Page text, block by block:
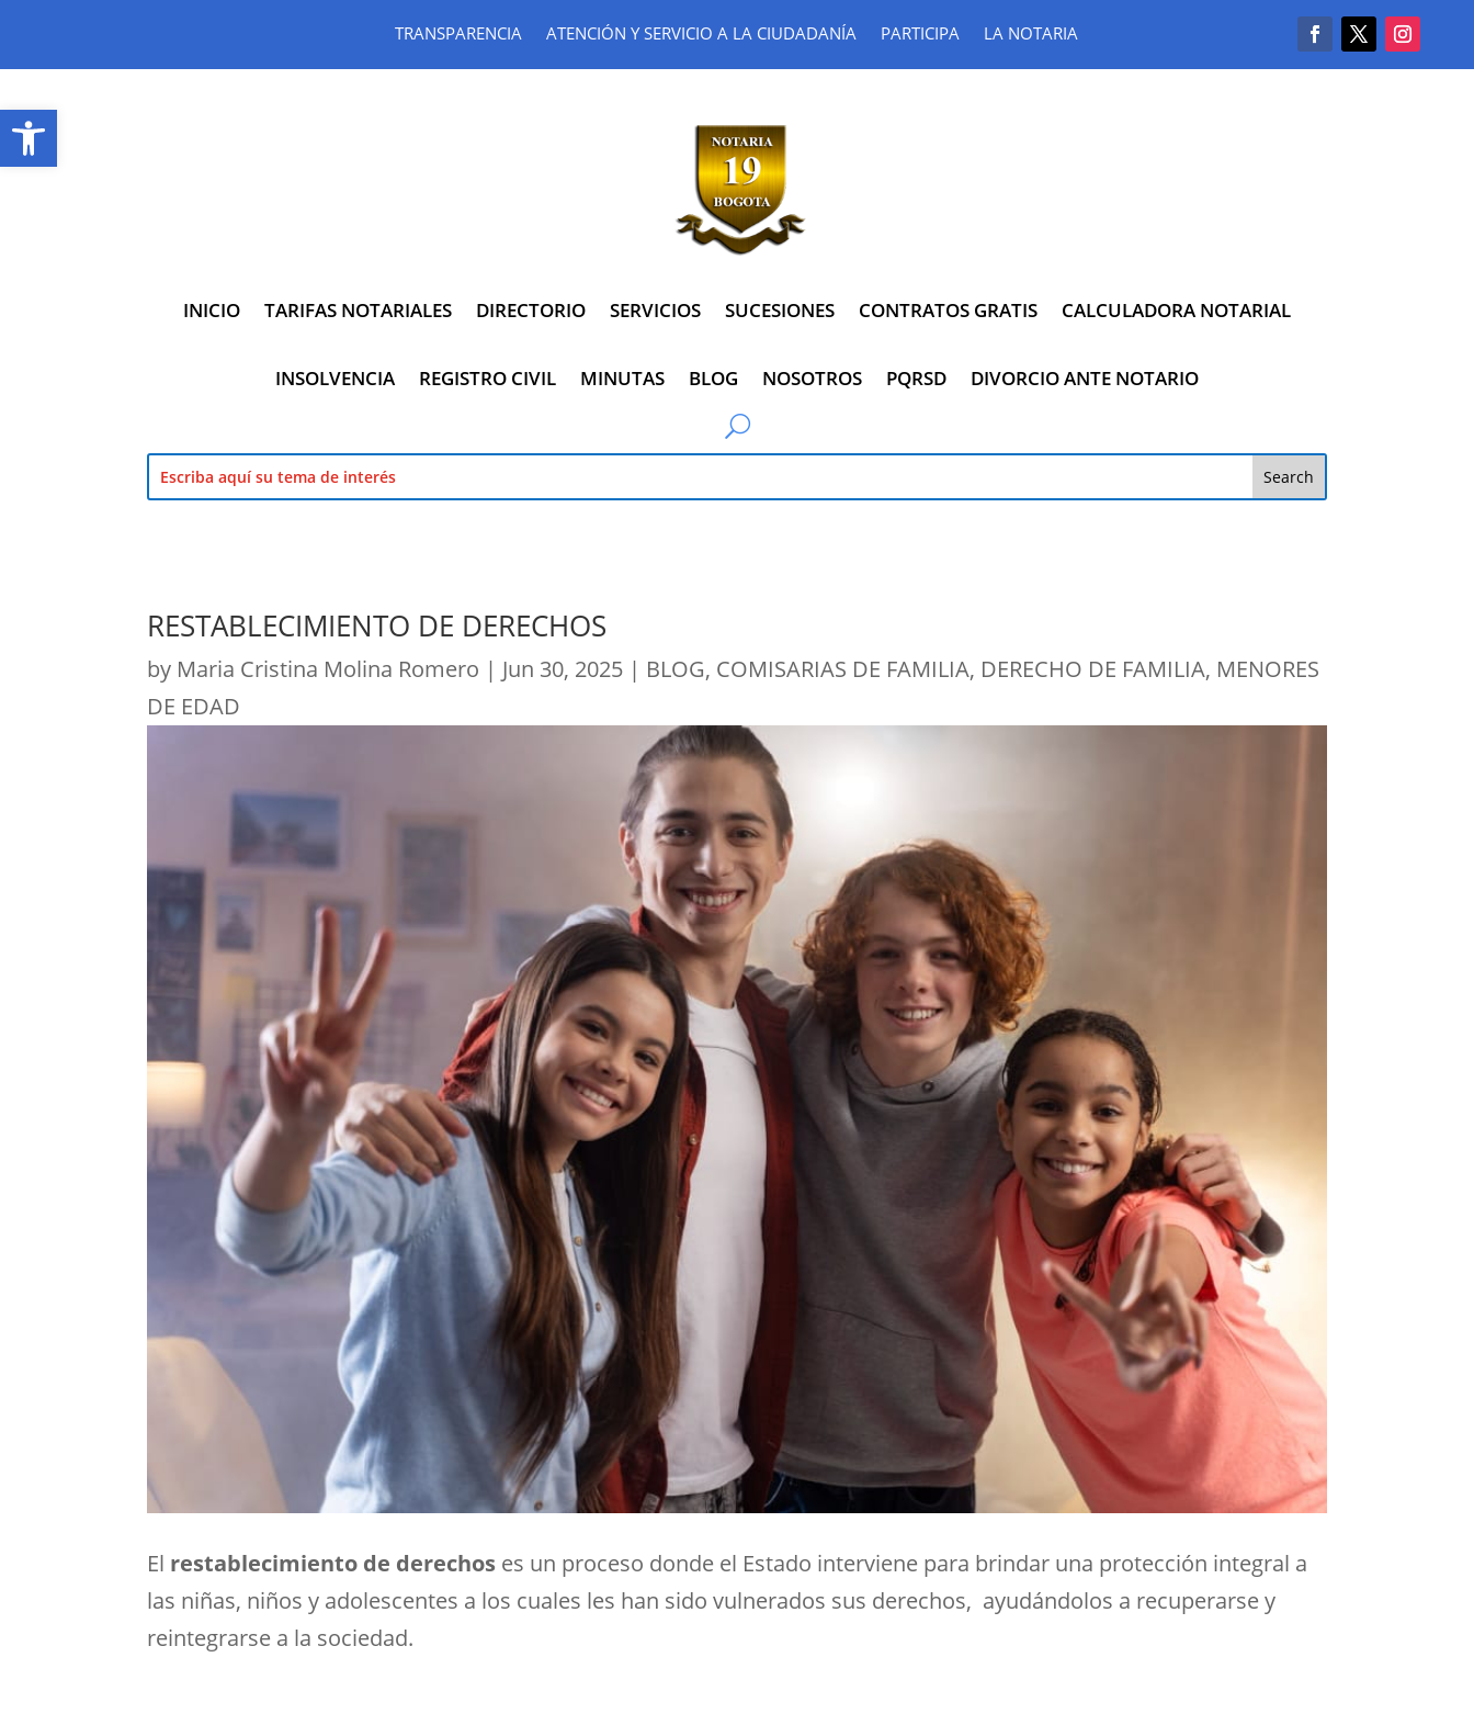
Abrir barra de herramientas
TRANSPARENCIA ATENCIÓN Y SERVICIO A LA CIUDADANÍA PARTICIPA LA NOTARIA
INICIO TARIFAS NOTARIALES DIRECTORIO SERVICIOS SUCESIONES CONTRATOS GRATIS CALCULADORA NOTARIAL
INSOLVENCIA REGISTRO CIVIL MINUTAS BLOG NOSOTROS PQRSD DIVORCIO ANTE NOTARIO
RESTABLECIMIENTO DE DERECHOS
by Maria Cristina Molina Romero | Jun 30, 2025 | BLOG, COMISARIAS DE FAMILIA, DERECHO DE FAMILIA, MENORES
DE EDAD
El restablecimiento de derechos es un proceso donde el Estado interviene para brindar una protección integral a
las niñas, niños y adolescentes a los cuales les han sido vulnerados sus derechos, ayudándolos a recuperarse y
reintegrarse a la sociedad.